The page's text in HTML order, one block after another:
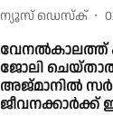
ന്യൂസ് ഡെസ്ക്
വേനല്‍കാലത്ത്
ജോലി
അജ്മാനില്‍
ജീവനക്കാര്‍ക്ക്